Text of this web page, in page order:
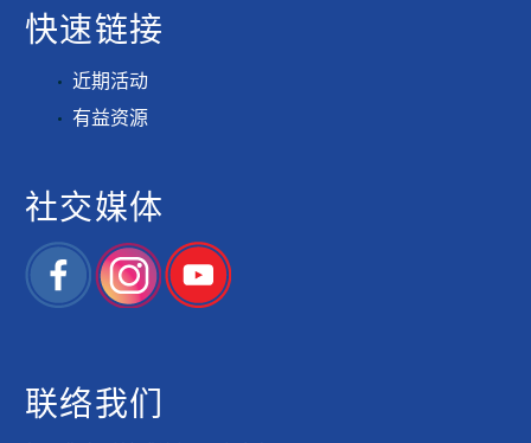
快速链接
近期活动
有益资源
社交媒体
联络我们